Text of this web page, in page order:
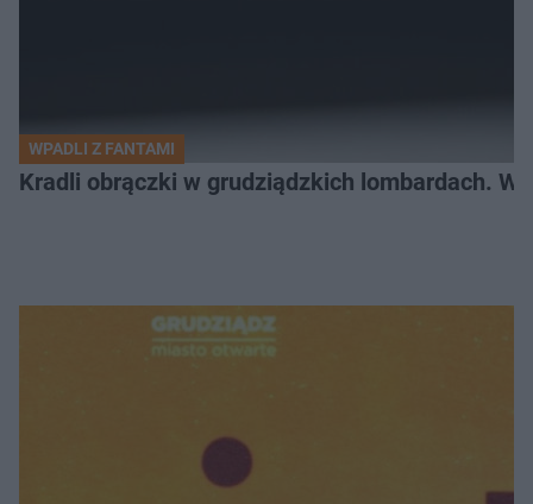
WPADLI Z FANTAMI
Kradli obrączki w grudziądzkich lombardach.